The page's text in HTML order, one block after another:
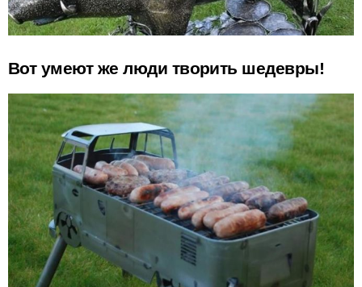
Вот умеют же люди творить шедевры!